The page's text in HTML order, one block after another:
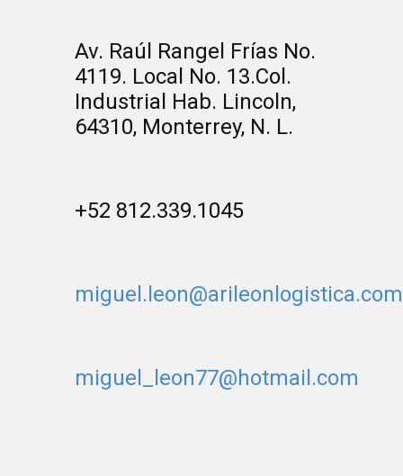
Av. Raúl Rangel Frías No.
4119. Local No. 13.Col.
Industrial Hab. Lincoln,
64310, Monterrey, N. L.
+52 812.339.1045
miguel.leon@arileonlogistica.com
miguel_leon77@hotmail.com